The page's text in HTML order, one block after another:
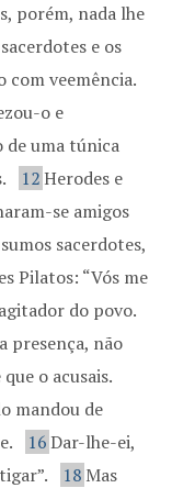
porém, nada lhe
e os
com veemência.
o e
de uma túnica
12Herodes e
se amigos
sacerdotes,
Pilatos: “Vós me
do povo.
presença, não
o acusais.
mandou de
16Dar-lhe-ei,
18 Mas